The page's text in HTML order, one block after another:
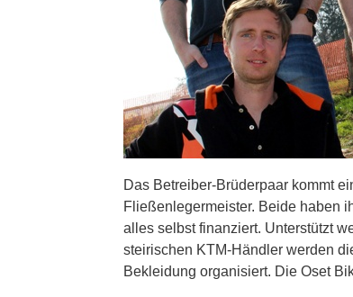
Das Betreiber-Brüderpaar kommt
Fließenlegermeister. Beide haben
alles selbst finanziert. Unterstützt
steirischen KTM-Händler werden
Bekleidung organisiert. Die Oset